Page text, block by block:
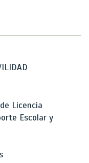
Licencia
Escolar y